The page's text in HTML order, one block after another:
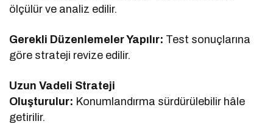
ölçülür ve analiz edilir.
Gerekli Düzenlemeler Yapılır: Test sonuçlarına
göre strateji revize edilir.
Uzun Vadeli Strateji
Oluşturulur: Konumlandırma sürdürülebilir hâle
getirilir.